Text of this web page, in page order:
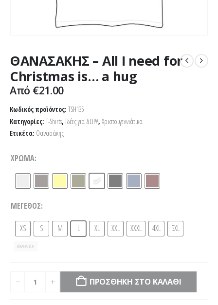
ΘΑΝΑΣΑΚΗΣ – All I need for
Christmas is… a hug
Από €21.00
Κωδικός προϊόντος: TSH135
Κατηγορίες: T-Shirts, Ιδέες για ΔΩΡΑ, Χριστουγεννιάτικα
Ετικέτα: Θανασάκης
ΧΡΏΜΑ
ΜΈΓΕΘΟΣ
XS S M L XL XXL XXXL 4XL 5XL
ΕΚΚΑΘΆΡΙΣΗ
ΠΡΟΣΘΉΚΗ ΣΤΟ ΚΑΛΆΘΙ